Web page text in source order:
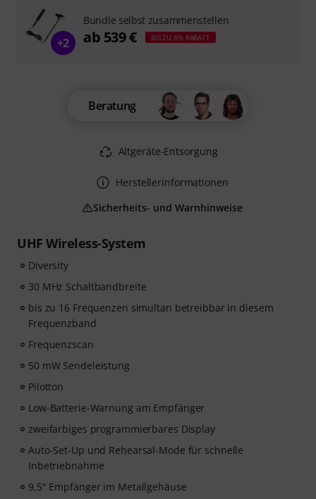
UHF Wireless-System
Diversity
30 MHz Schaltbandbreite
bis zu 16 Frequenzen simultan betreibbar in diesem
Frequenzband
Frequenzscan
50 mW Sendeleistung
Pilotton
Low-Batterie-Warnung am Empfänger
zweifarbiges programmierbares Display
Auto-Set-Up und Rehearsal-Mode für schnelle
Inbetriebnahme
9,5" Empfänger im Metallgehäuse
Beratung
Altgeräte-Entsorgung
Herstellerinformationen
Sicherheits- und Warnhinweise
+2
Bundle selbst zusammenstellen
ab 539 € BIS ZU 8% RABATT